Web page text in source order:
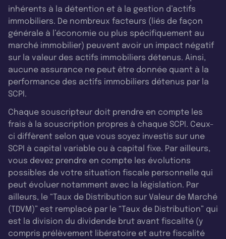
inhérents à la détention et à la gestion d’actifs
immobiliers. De nombreux facteurs (liés de façon
générale à l’économie ou plus spécifiquement au
marché immobilier) peuvent avoir un impact négatif
sur la valeur des actifs immobiliers détenus. Ainsi,
aucune assurance ne peut être donnée quant à la
performance des actifs immobiliers détenus par la
SCPI.
Chaque souscripteur doit prendre en compte les
frais à la souscription propres à chaque SCPI. Ceux-
ci diffèrent selon que vous soyez investis sur une
SCPI à capital variable ou à capital fixe. Par ailleurs,
vous devez prendre en compte les évolutions
possibles de votre situation fiscale personnelle qui
peut évoluer notamment avec la législation. Par
ailleurs, le “Taux de Distribution sur Valeur de Marché
(TDVM)” est remplacé par le “Taux de Distribution” qui
est la division du dividende brut avant fiscalité (y
compris prélèvement libératoire et autre fiscalité